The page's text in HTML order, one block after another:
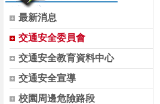
最新消息
交通安全委員會
交通安全教育資料中心
交通安全宣導
校園周邊危險路段